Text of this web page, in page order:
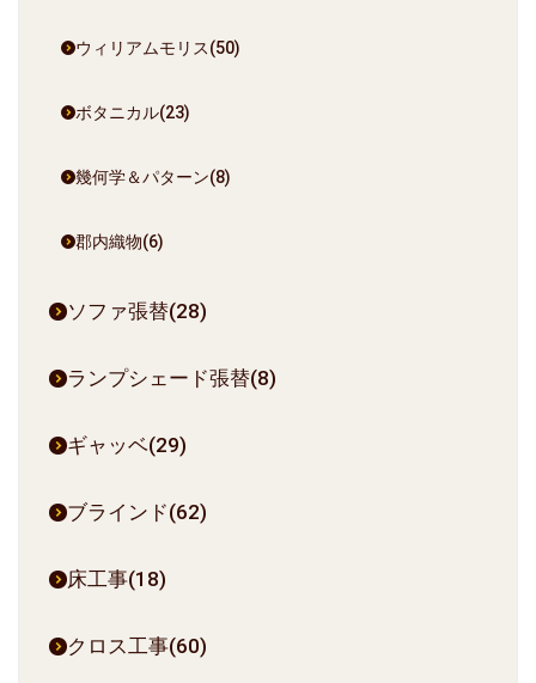
ウィリアムモリス(50)
ボタニカル(23)
幾何学＆パターン(8)
郡内織物(6)
ソファ張替(28)
ランプシェード張替(8)
ギャッベ(29)
ブラインド(62)
床工事(18)
クロス工事(60)